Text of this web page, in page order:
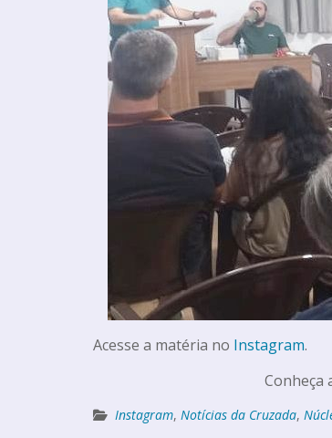
Acesse a matéria no Instagram.
Conheça
Instagram, Notícias da Cruzada,